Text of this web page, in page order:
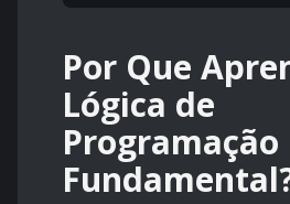
Por Que
Lógica de
Programação